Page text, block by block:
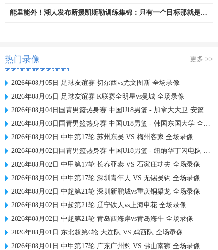
能里能外！湖人发布新援凯斯勒训练集锦：只有一个目标那就是赢
热门录像 更多 >>
2026年08月05日 足球友谊赛 切尔西vs尤文图斯 全场录像
2026年08月05日 足球友谊赛 K联赛全明星vs曼城 全场录像
2026年08月04日国青男篮热身赛 中国U18男篮 - 加拿大大卫·安篮球学院 全场录像
2026年08月03日国青男篮热身赛 中国U18男篮 - 韩国东国大学 全场录像
2026年08月02日 中甲第17轮 苏州东吴 VS 梅州客家 全场录像
2026年08月02日国青男篮热身赛 中国U18男篮 - 纽纳华丁闪电队 全场录像
2026年08月02日 中甲第17轮 长春亚泰 VS 石家庄功夫 全场录像
2026年08月02日 中甲第17轮 深圳青年人 VS 无锡吴钩 全场录像
2026年08月02日 中超第21轮 深圳新鹏城vs重庆铜梁龙 全场录像
2026年08月02日 中超第21轮 辽宁铁人vs上海申花 全场录像
2026年08月02日 中超第21轮 青岛西海岸vs青岛海牛 全场录像
2026年08月01日 东北超第6轮 大连队 VS 鸡西队 全场录像
2026年08月01日 中甲第17轮 广东广州豹 VS 佛山南狮 全场录像